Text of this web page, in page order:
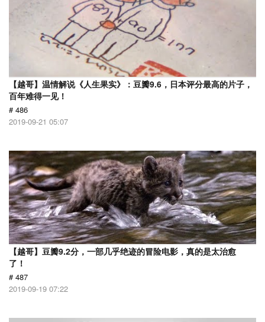
【越哥】温情解说《人生果实》：豆瓣9.6，日本评分最高的片子，
百年难得一见！
# 486
2019-09-21 05:07
【越哥】豆瓣9.2分，一部几乎绝迹的冒险电影，真的是太治愈
了！
# 487
2019-09-19 07:22